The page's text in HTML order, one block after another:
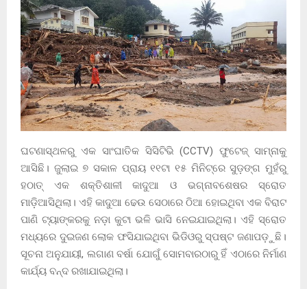
ଘଟଣାସ୍ଥଳରୁ ଏକ ସାଂଘାତିକ ସିସିଟିଭି (CCTV) ଫୁଟେଜ୍ ସାମ୍ନାକୁ
ଆସିଛି। ଜୁଲାଇ ୭ ସକାଳ ପ୍ରାୟ ୧୧ଟା ୧୫ ମିନିଟ୍‌ରେ ସୁଡ଼ଙ୍ଗ ମୁହଁରୁ
ହଠାତ୍ ଏକ ଶକ୍ତିଶାଳୀ କାଦୁଆ ଓ ଭଗ୍ନାବଶେଷର ସ୍ରୋତ
ମାଡ଼ିଆସିଥିଲା। ଏହି କାଦୁଆ ଢେଉ ସେଠାରେ ଠିଆ ହୋଇଥିବା ଏକ ବିରାଟ
ପାଣି ଟ୍ୟାଙ୍କରକୁ ନଡ଼ା କୁଟା ଭଳି ଭାସି ନେଇଯାଇଥିଲା। ଏହି ସ୍ରୋତ
ମଧ୍ୟରେ ଦୁଇଜଣ ଲୋକ ଫସିଯାଇଥିବା ଭିଡିଓରୁ ସ୍ପଷ୍ଟ ଜଣାପଡ଼ୁଛି।
ସୂଚନା ଅନୁଯାୟୀ, ଲଗାଣ ବର୍ଷା ଯୋଗୁଁ ସୋମବାରଠାରୁ ହିଁ ଏଠାରେ ନିର୍ମାଣ
କାର୍ଯ୍ୟ ବନ୍ଦ ରଖାଯାଇଥିଲା।